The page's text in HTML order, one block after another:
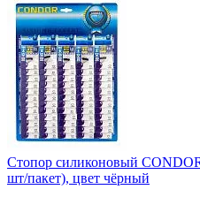
Стопор силиконовый
шт/пакет), цвет чёрный